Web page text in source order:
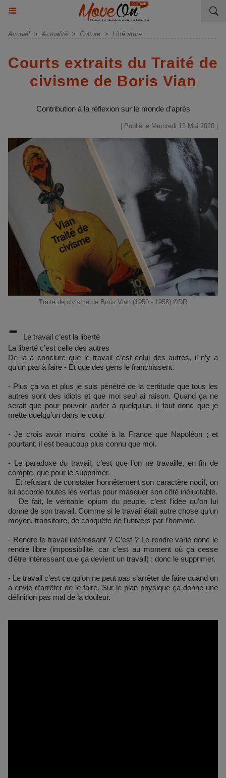
Accueil > Actualité > Culture > Littérature
Courts extraits du Traité de
civisme de Boris Vian
Contribution à la réflexion sur le monde d’après
| Publié le Mercredi 13 Mai 2020 |
Traité de civisme de Boris Vian (1950 - 1958) ©DR
-
Le travail c’est la liberté
La liberté c’est celle des autres
De là à conclure que le travail c’est celui des autres, il n’y a
qu’un pas à faire - Et que des gens le franchissent.
- Plus ça va et plus je suis pénétré de la certitude que tous les
autres sont des idiots et que moi seul ai raison. Quand ça ne
serait que pour pouvoir parler à quelqu’un, il faut donc que je
mette quelqu’un dans le coup.
- Je crois avoir moins coûté à la France que Napoléon ; et
pourtant, il est beaucoup plus connu que moi.
- Le paradoxe du travail, c’est que l’on ne travaille, en fin de
compte, que pour le supprimer.
Et refusant de constater honnêtement son caractère nocif, on
lui accorde toutes les vertus pour masquer son côté inéluctable.
De fait, le véritable opium du peuple, c’est l’idée qu’on lui
donne de son travail. Comme si le travail était autre chose qu’un
moyen, transitoire, de conquête de l’univers par l’homme.
- Rendre le travail intéressant ? C’est ? Le rendre varié donc le
rendre libre (impossibilité, car c’est au moment où ça cesse
d’être intéressant que ça devient un travail) ; donc le supprimer.
- Le travail c’est ce qu’on ne peut pas s’arrêter de faire quand on
a envie d’arrêter de le faire. Sur le plan physique ça donne une
définition pas mal de la douleur.